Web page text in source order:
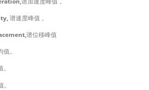
谱速度峰值 。
谱位移峰值
。